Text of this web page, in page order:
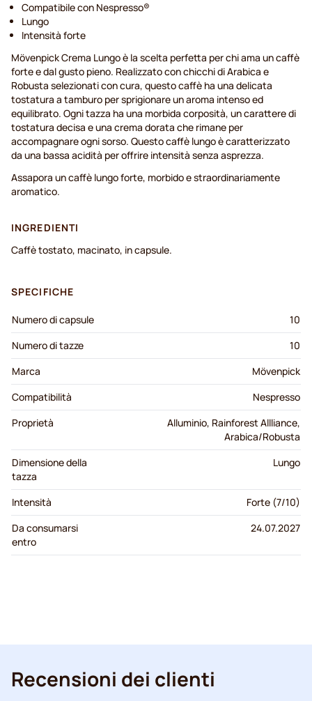
Compatibile con Nespresso®
Lungo
Intensità forte
Mövenpick Crema Lungo è la scelta perfetta per chi ama un caffè
forte e dal gusto pieno. Realizzato con chicchi di Arabica e
Robusta selezionati con cura, questo caffè ha una delicata
tostatura a tamburo per sprigionare un aroma intenso ed
equilibrato. Ogni tazza ha una morbida corposità, un carattere di
tostatura decisa e una crema dorata che rimane per
accompagnare ogni sorso. Questo caffè lungo è caratterizzato
da una bassa acidità per offrire intensità senza asprezza.
Assapora un caffè lungo forte, morbido e straordinariamente
aromatico.
INGREDIENTI
Caffè tostato, macinato, in capsule.
SPECIFICHE
Numero di capsule
10
Numero di tazze
10
Marca
Mövenpick
Compatibilità
Nespresso
Proprietà
Alluminio, Rainforest Allliance,
Arabica/Robusta
Dimensione della
tazza
Lungo
Intensità
Forte (7/10)
Da consumarsi
entro
24.07.2027
Recensioni dei clienti